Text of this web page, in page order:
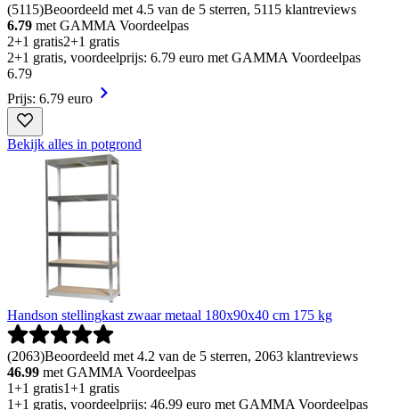
(5115)Beoordeeld met 4.5 van de 5 sterren, 5115 klantreviews
6.79 met GAMMA Voordeelpas
2+1 gratis2+1 gratis
2+1 gratis, voordeelprijs: 6.79 euro met GAMMA Voordeelpas
6.79
Prijs: 6.79 euro
Bekijk alles in potgrond
Handson stellingkast zwaar metaal 180x90x40 cm 175 kg
(2063)Beoordeeld met 4.2 van de 5 sterren, 2063 klantreviews
46.99 met GAMMA Voordeelpas
1+1 gratis1+1 gratis
1+1 gratis, voordeelprijs: 46.99 euro met GAMMA Voordeelpas